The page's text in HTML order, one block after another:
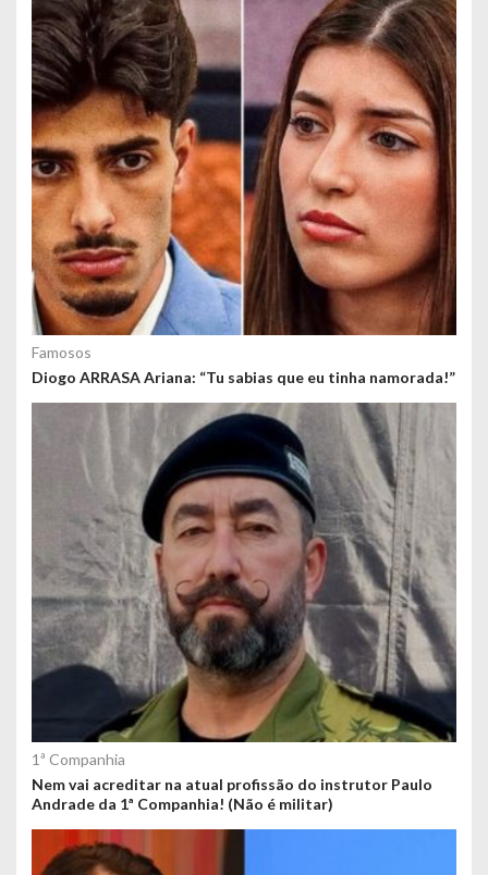
o
s
Famosos
Diogo ARRASA Ariana: “Tu sabias que eu tinha namorada!”
1ª Companhia
Nem vai acreditar na atual profissão do instrutor Paulo
Andrade da 1ª Companhia! (Não é militar)